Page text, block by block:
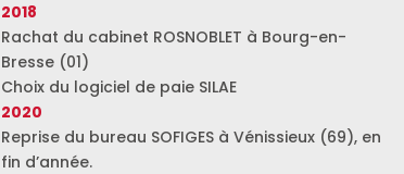
2018
Rachat du cabinet ROSNOBLET à Bourg-en-
Bresse (01)
Choix du logiciel de paie SILAE
2020
Reprise du bureau SOFIGES à Vénissieux (69), en
fin d’année.